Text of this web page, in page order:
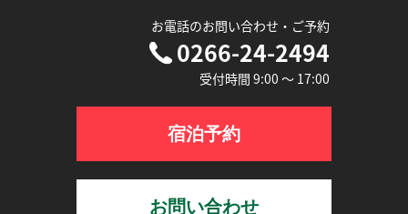
宿泊予約
お問い合わせ
お電話のお問い合わせ‧ご予約
0266-24-2494
受付時間 9:00 〜 17:00